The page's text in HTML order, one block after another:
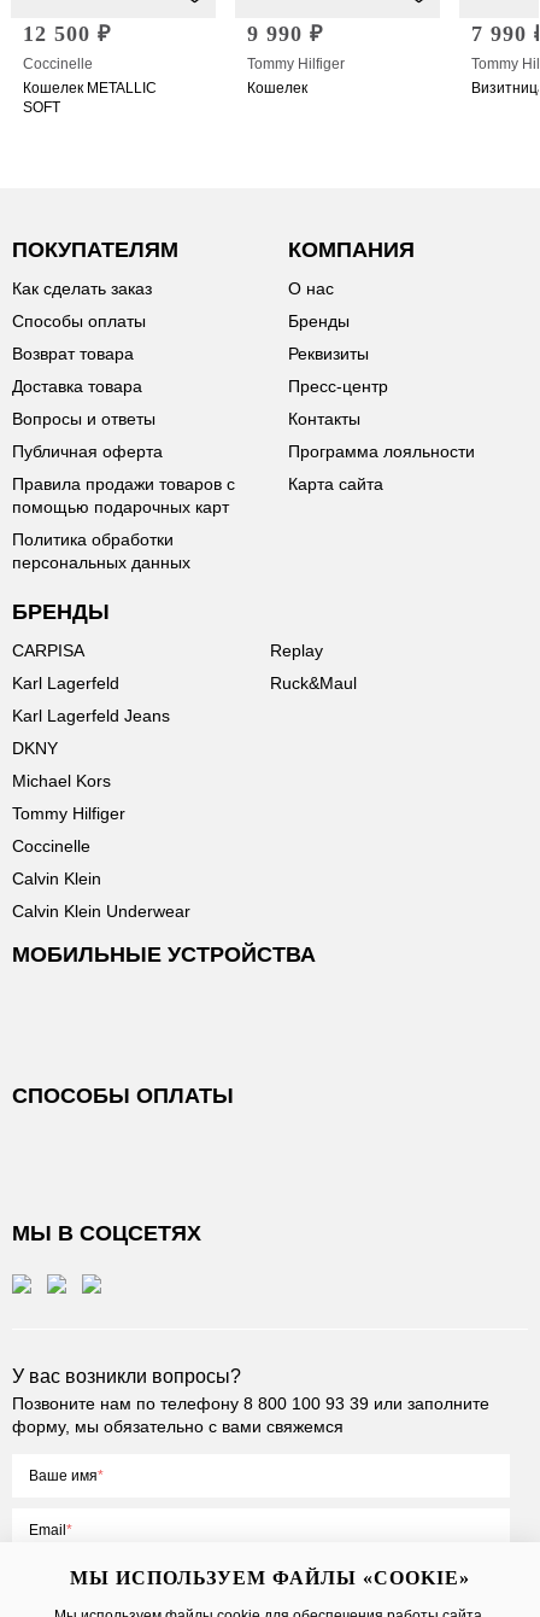
12 500 ₽
Coccinelle
Кошелек METALLIC
SOFT
9 990 ₽
Tommy Hilfiger
Кошелек
7 990
Tommy
ПОКУПАТЕЛЯМ
Как сделать заказ
Способы оплаты
Возврат товара
Доставка товара
Вопросы и ответы
Публичная оферта
Правила продажи товаров с
помощью подарочных карт
Политика обработки
персональных данных
КОМПАНИЯ
О нас
Бренды
Реквизиты
Пресс-центр
Контакты
Программа лояльности
Карта сайта
БРЕНДЫ
CARPISA
Karl Lagerfeld
Karl Lagerfeld Jeans
DKNY
Michael Kors
Tommy Hilfiger
Coccinelle
Calvin Klein
Calvin Klein Underwear
Replay
Ruck&Maul
МОБИЛЬНЫЕ УСТРОЙСТВА
СПОСОБЫ ОПЛАТЫ
МЫ В СОЦСЕТЯХ
У вас возникли вопросы?
Позвоните нам по телефону 8 800 100 93 39 или заполните
форму, мы обязательно с вами свяжемся
Ваше имя
Email
МЫ ИСПОЛЬЗУЕМ ФАЙЛЫ «COOKIE»